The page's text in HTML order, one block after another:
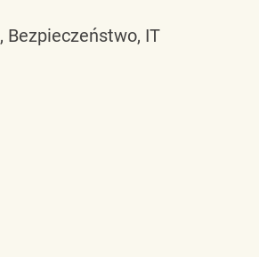
, Bezpieczeństwo, IT